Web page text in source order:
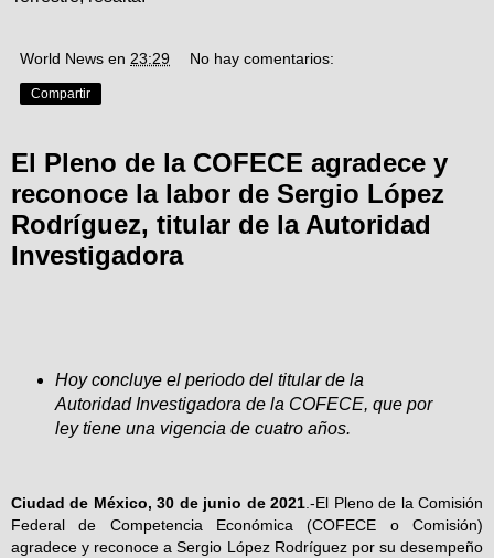
World News en 23:29 No hay comentarios:
Compartir
El Pleno de la COFECE agradece y
reconoce la labor de Sergio López
Rodríguez, titular de la Autoridad
Investigadora
Hoy concluye el periodo del titular de la
Autoridad Investigadora de la COFECE, que por
ley tiene una vigencia de cuatro años.
Ciudad de México, 30 de junio de 2021 .-El Pleno de la Comisión
Federal de Competencia Económica (COFECE o Comisión)
agradece y reconoce a Sergio López Rodríguez por su desempeño